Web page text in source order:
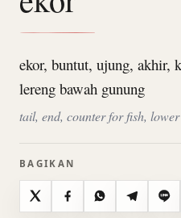
ekor, buntut, ujung, akhir,
lereng bawah gunung
tail, end, counter for fish,
BAGIKAN
X FacebookWhatsAppTelegramLine